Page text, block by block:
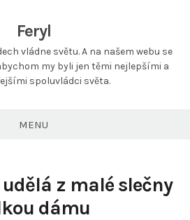
Feryl
vládne světu. A na našem webu se
my byli jen těmi nejlepšími a
spoluvládci světa.
MENU
z malé slečny
dámu